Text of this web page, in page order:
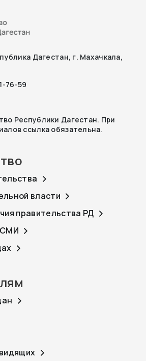
Дагестан, г. Махачкала,
76-59
Республики Дагестан. При
ссылка обязательна.
власти
правительства РД
СМИ